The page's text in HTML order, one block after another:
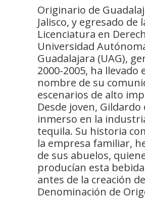
Originario de
Jalisco, y egresado de
Licenciatura en
Universidad
Guadalajara (UAG),
2000-2005, ha llevado
nombre de su
escenarios de alto
Desde joven, Gildardo
inmerso en la
tequila. Su historia
la empresa familiar,
de sus abuelos,
producían esta
antes de la creación
Denominación de